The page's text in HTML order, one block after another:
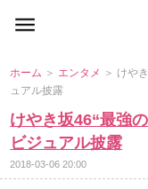
ホーム ＞ エンタメ ＞ けや
ュアル披露
けやき坂46“最強
ビジュアル披露
2018-03-06 20:00